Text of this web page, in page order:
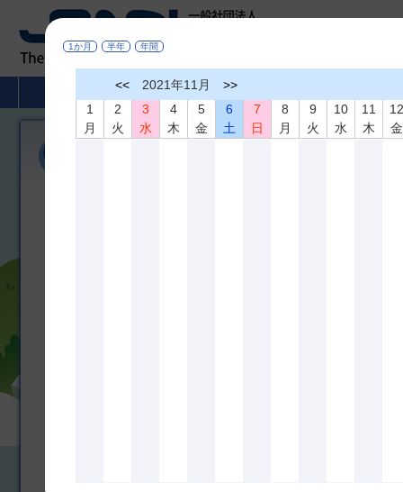
非破壊検査とは
1か月 半年 年間
<< 2021年11月
>>
1
月
2
火
3
水
4
木
5
金
6
土
7
日
8
月
9
火
10
水
11
木
金